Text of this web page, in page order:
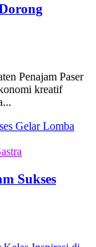
Penajam Paser
kreatif
Sukses